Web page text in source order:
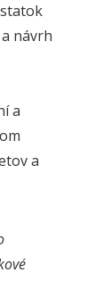
návrh
a
a